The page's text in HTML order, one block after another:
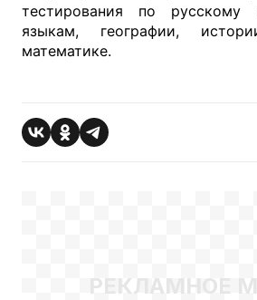
тестирования по русскому
языкам, географии,
математике.
РЕКЛАМНОЕ